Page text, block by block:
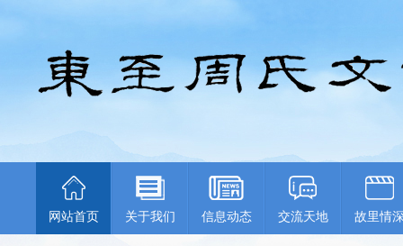
网站首页 关于我们 信息动态 交流天地 故里情